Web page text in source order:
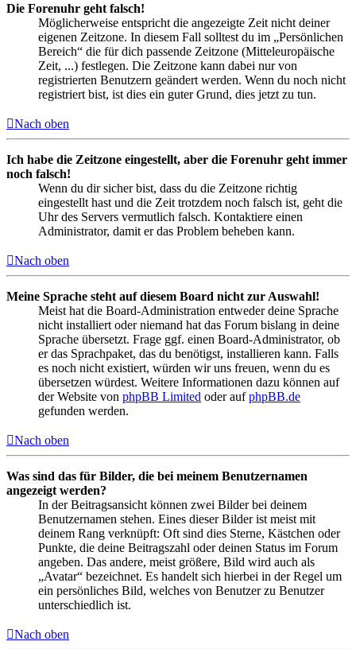
Die Forenuhr geht falsch!
Möglicherweise entspricht die angezeigte Zeit nicht deiner
eigenen Zeitzone. In diesem Fall solltest du im „Persönlichen
Bereich“ die für dich passende Zeitzone (Mitteleuropäische
Zeit, ...) festlegen. Die Zeitzone kann dabei nur von
registrierten Benutzern geändert werden. Wenn du noch nicht
registriert bist, ist dies ein guter Grund, dies jetzt zu tun.
Nach oben
Ich habe die Zeitzone eingestellt, aber die Forenuhr geht immer
noch falsch!
Wenn du dir sicher bist, dass du die Zeitzone richtig
eingestellt hast und die Zeit trotzdem noch falsch ist, geht die
Uhr des Servers vermutlich falsch. Kontaktiere einen
Administrator, damit er das Problem beheben kann.
Nach oben
Meine Sprache steht auf diesem Board nicht zur Auswahl!
Meist hat die Board-Administration entweder deine Sprache
nicht installiert oder niemand hat das Forum bislang in deine
Sprache übersetzt. Frage ggf. einen Board-Administrator, ob
er das Sprachpaket, das du benötigst, installieren kann. Falls
es noch nicht existiert, würden wir uns freuen, wenn du es
übersetzen würdest. Weitere Informationen dazu können auf
der Website von phpBB Limited oder aufphpBB.de
gefunden werden.
Nach oben
Was sind das für Bilder, die bei meinem Benutzernamen
angezeigt werden?
In der Beitragsansicht können zwei Bilder bei deinem
Benutzernamen stehen. Eines dieser Bilder ist meist mit
deinem Rang verknüpft: Oft sind dies Sterne, Kästchen oder
Punkte, die deine Beitragszahl oder deinen Status im Forum
angeben. Das andere, meist größere, Bild wird auch als
„Avatar“ bezeichnet. Es handelt sich hierbei in der Regel um
ein persönliches Bild, welches von Benutzer zu Benutzer
unterschiedlich ist.
Nach oben